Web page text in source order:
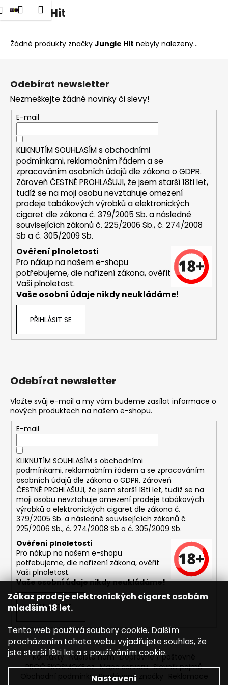
Zákaz prodeje elektronických cigaret osobám
mladším 18 let.
Tento web používá soubory cookie. Dalším
procházením tohoto webu vyjadřujete souhlas, že
jste starší 18ti let a s používáním cookie.
Nastavení
Přejít
na
Přihlášení
Nákupní
Menu
Jungle Hit
Žádné produkty značky Jungle Hit nebyly nalezeny...
K
o
k C
p
o
t
e
b
u
e
e
n
a
?
o
p
o
u
u
m
DEKANG
USA
MIX
10ML
11MG
169
Kč
Původně:
Kč
Odebírat newsletter
Nezmeškejte žádné novinky či slevy!
E-mail
KLIKNUTÍM SOUHLASÍM s obchodními
podmínkami,reklamačním řádem a se
zpracováním osobních údajů dle zákona oGDPR.
Zároveň ČESTNĚ PROHLAŠUJI, že jsem starší 18ti let,
tudíž se na moji osobu nevztahuje omezení
prodeje tabákových výrobků a elektronických
cigaret dle zákona č. 379/2005 Sb. a následně
souvisejících zákonů č. 225/2006 Sb., č. 274/2008
Sb a č. 305/2009 Sb.
Ověření plnoletosti
Pro nákup na našem e-shopu
potřebujeme, dle nařízení zákona, ověřit
Vaši plnoletost.
Vaše osobní údaje nikdy neukládáme!
PŘIHLÁSIT SE
Odebírat newsletter
Vložte svůj e-mail a my vám budeme zasílat informace o
nových produktech na našem e-shopu.
E-mail
KLIKNUTÍM SOUHLASÍM s obchodními
podmínkami, reklamačním řádem a se zpracováním
osobních údajů dle zákona o GDPR. Zároveň
ČESTNĚ PROHLAŠUJI, že jsem starší 18ti let, tudíž se na
moji osobu nevztahuje omezení prodeje tabákových
výrobků a elektronických cigaret dle zákona č.
379/2005 Sb. a následně souvisejících zákonů č.
225/2006 Sb., č. 274/2008 Sb a č. 305/2009 Sb.
Ověření plnoletosti
Pro nákup na našem e-shopu
potřebujeme, dle nařízení zákona, ověřit
Vaši plnoletost.
Vaše osobní údaje nikdy neukládáme!
PŘIHLÁSIT SE
Kontakty Napište nám Dopravné / poštovné
PROČ EKOSMOKE.cz Mapa serveru Slovník pojmů
Obchodní podmínky Prodávané značky